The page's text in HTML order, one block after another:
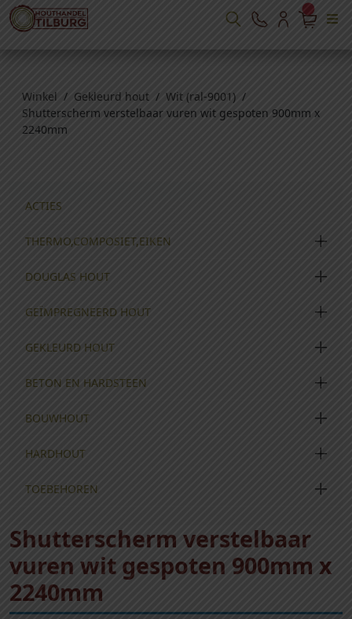
Winkel / Gekleurd hout / Wit (ral-9001) /
Shutterscherm verstelbaar vuren wit gespoten 900mm x
2240mm
ACTIES
THERMO,COMPOSIET,EIKEN
DOUGLAS HOUT
GEÏMPREGNEERD HOUT
GEKLEURD HOUT
BETON EN HARDSTEEN
BOUWHOUT
HARDHOUT
TOEBEHOREN
Shutterscherm verstelbaar
vuren wit gespoten 900mm x
2240mm